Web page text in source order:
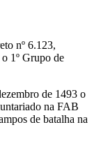
nº 6.123,
1º Grupo de
de 1493 o
na FAB
de batalha na